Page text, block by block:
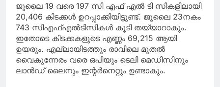
ജൂലൈ 19 വരെ 197 സി എഫ് എൽ ടി സികളിലായി
20,406 കിടക്കൾ ഉറപ്പാക്കിയിട്ടുണ്ട്. ജൂലൈ 23നകം
743 സിഎഫ്എൽടിസികൾ കൂടി തയ്യാറാകും.
ഇതോടെ കിടക്കകളുടെ എണ്ണം 69,215 ആയി
ഉയരും. എല്ലായിടത്തും രാവിലെ മുതൽ
വൈകുന്നേരം വരെ ഒപിയും ടെലി മെഡിസിനും
ലാൻഡ് ലൈനും ഇന്റർനെറ്റും ഉണ്ടാകും.